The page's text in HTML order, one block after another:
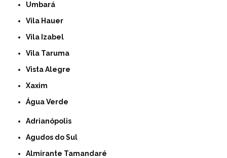
Umbará
Vila Hauer
Vila Izabel
Vila Taruma
Vista Alegre
Xaxim
Água Verde
Adrianópolis
Agudos do Sul
Almirante Tamandaré